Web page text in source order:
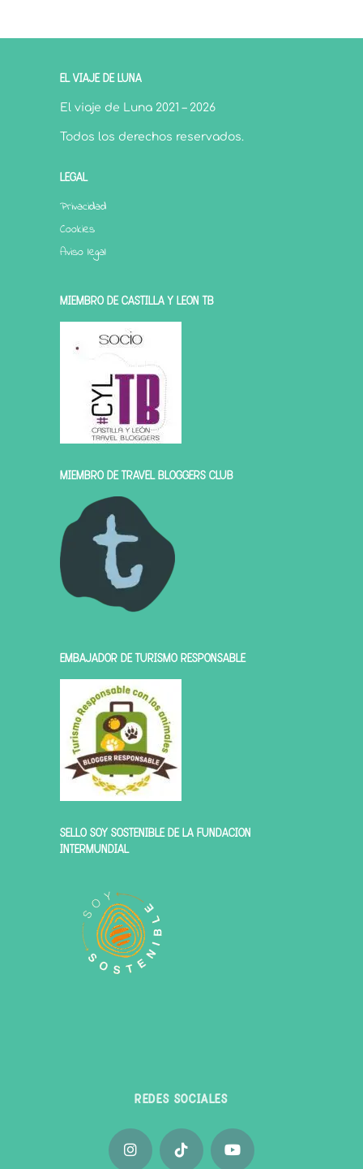
EL VIAJE DE LUNA
El viaje de Luna 2021 – 2026
Todos los derechos reservados.
LEGAL
Privacidad
Cookies
Aviso legal
MIEMBRO DE CASTILLA Y LEÓN TB
MIEMBRO DE TRAVEL BLOGGERS CLUB
EMBAJADOR DE TURISMO RESPONSABLE
SELLO SOY SOSTENIBLE DE LA FUNDACIÓN
INTERMUNDIAL
REDES SOCIALES